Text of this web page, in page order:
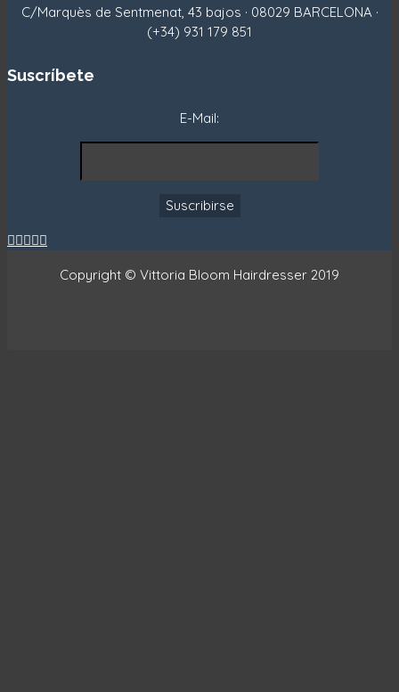
C/Marquès de Sentmenat, 43 bajos · 08029 BARCELONA ·
(+34) 931 179 851
Suscríbete
E-Mail:

Copyright © Vittoria Bloom Hairdresser 2019